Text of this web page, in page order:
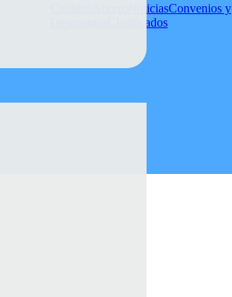
NoticiasConvenios y
Clasificados